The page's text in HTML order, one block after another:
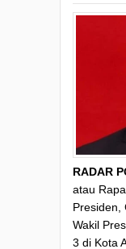
RADAR
atau
Presiden,
Wakil
3 di Kota